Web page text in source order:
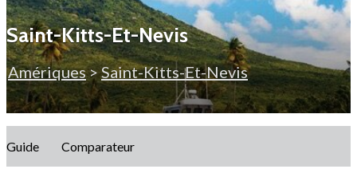
Saint-Kitts-Et-Nevis
Amériques>Saint-Kitts-Et-Nevis
Guide Comparateur